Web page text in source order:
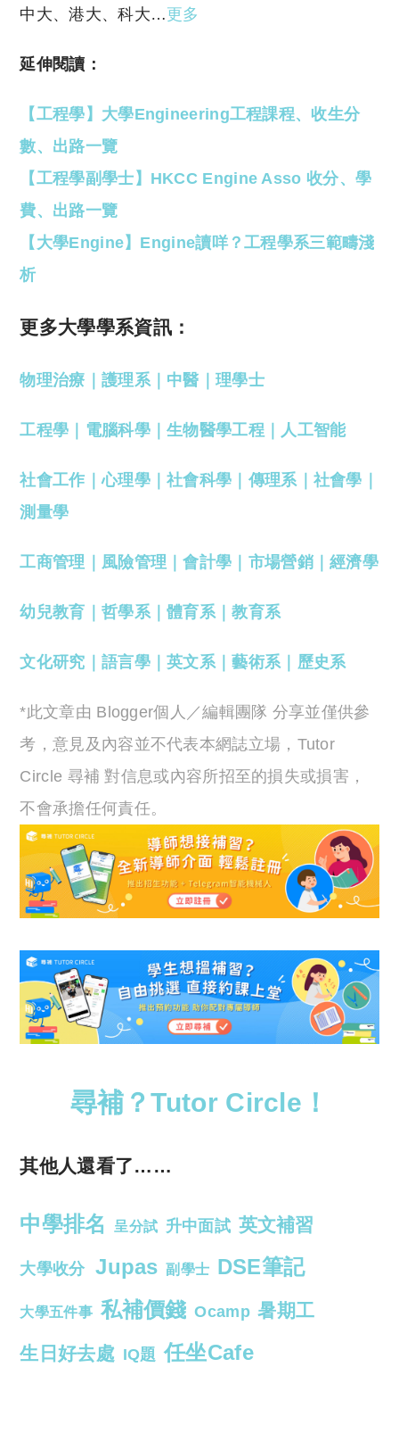
中大、港大、科大…更多
延伸閱讀：
【工程學】大學Engineering工程課程、收生分
數、出路一覽
【工程學副學士】HKCC Engine Asso 收分、學
費、出路一覽
【大學Engine】Engine讀咩？工程學系三範疇淺
析
更多大學學系資訊：
物理治療 護理系｜ 中醫 ｜理學士
工程學 電腦科學｜生物醫學工程｜ 人工智能
社會工作 ｜心理學｜社會科學 傳理系 社會學
測量學
工商管理 風險管理 ｜會計學 市場營銷｜經濟學
幼兒教育 哲學系｜體育系 ｜教育系
文化研究 語言學｜英文系 ｜藝術系 歷史系
*此文章由 Blogger個人／編輯團隊 分享並僅供參
考，意見及內容並不代表本網誌立場，Tutor
Circle 尋補 對信息或內容所招至的損失或損害，
不會承擔任何責任。
尋補？Tutor Circle！
其他人還看了……
中學排名 呈分試 升中面試 英文補習
大學收分 Jupas 副學士 DSE筆記
大學五件事 私補價錢 Ocamp 暑期工
生日好去處 IQ題 任坐Cafe